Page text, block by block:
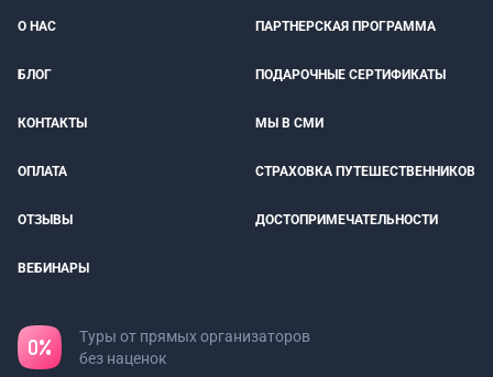
О НАС ПАРТНЕРСКАЯ ПРОГРАММА
БЛОГ ПОДАРОЧНЫЕ СЕРТИФИКАТЫ
КОНТАКТЫ МЫ В СМИ
ОПЛАТА СТРАХОВКА ПУТЕШЕСТВЕННИКОВ
ОТЗЫВЫ ДОСТОПРИМЕЧАТЕЛЬНОСТИ
ВЕБИНАРЫ
Туры от прямых организаторов
без наценок